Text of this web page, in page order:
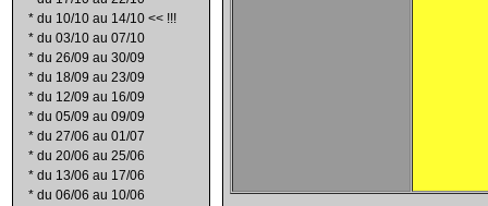
* du 10/10 au 14/10 << !!!
* du 03/10 au 07/10
* du 26/09 au 30/09
* du 18/09 au 23/09
* du 12/09 au 16/09
* du 05/09 au 09/09
* du 27/06 au 01/07
* du 20/06 au 25/06
* du 13/06 au 17/06
* du 06/06 au 10/06